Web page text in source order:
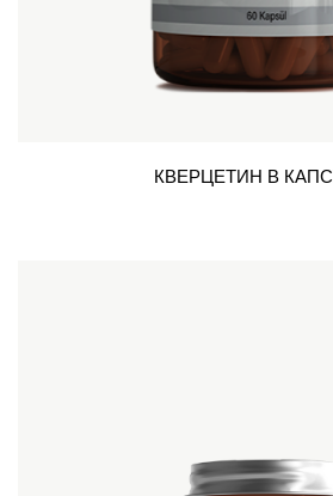
КВЕРЦЕТИН В